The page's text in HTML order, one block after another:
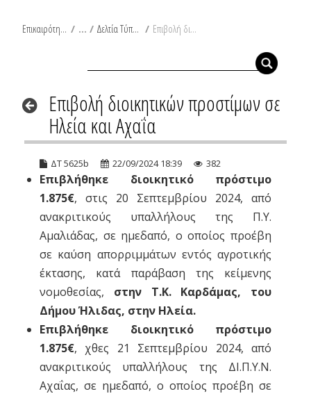
Επικαιρότητα / Δελτία Τύπου / Eπιβολή διοικητικών προστίμων σε Ηλεία και Αχαΐα
Eπιβολή διοικητικών προστίμων σε
Ηλεία και Αχαΐα
ΔΤ 5625b 22/09/2024 18:39 382
Επιβλήθηκε διοικητικό πρόστιμο
1.875€, στις 20 Σεπτεμβρίου 2024, από
ανακριτικούς υπαλλήλους της Π.Υ.
Αμαλιάδας, σε ημεδαπό, ο οποίος προέβη
σε καύση απορριμμάτων εντός αγροτικής
έκτασης, κατά παράβαση της κείμενης
νομοθεσίας, στην Τ.Κ. Καρδάμας, του
Δήμου Ήλιδας, στην Ηλεία.
Επιβλήθηκε διοικητικό πρόστιμο
1.875€, χθες 21 Σεπτεμβρίου 2024, από
ανακριτικούς υπαλλήλους της ΔΙ.Π.Υ.Ν.
Αχαΐας, σε ημεδαπό, ο οποίος προέβη σε